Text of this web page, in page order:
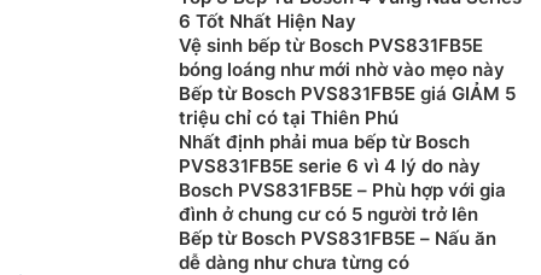
cho tay không bị bỏng. Không chỉ vậy, bếp từ có thể
đun sôi hai lít nước nhanh gấp đôi so với bếp gốm
thủy tinh, giúp tiết kiệm đáng kể năng lượng.
6 Tốt Nhất Hiện Nay
Vệ sinh bếp từ Bosch PVS831FB5E
bóng loáng như mới nhờ vào mẹo này
Bếp từ Bosch PVS831FB5E giá GIẢM 5
triệu chỉ có tại Thiên Phú
Nhất định phải mua bếp từ Bosch
PVS831FB5E serie 6 vì 4 lý do này
Bosch PVS831FB5E – Phù hợp với gia
đình ở chung cư có 5 người trở lên
Bếp từ Bosch PVS831FB5E – Nấu ăn
dễ dàng như chưa từng có